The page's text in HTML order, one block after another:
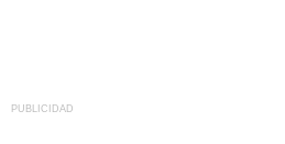
PUBLICIDAD